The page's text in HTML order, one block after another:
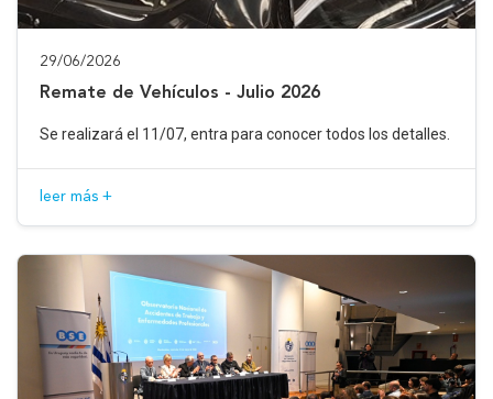
29/06/2026
Remate de Vehículos - Julio 2026
Se realizará el 11/07, entra para conocer todos los detalles.
leer más +